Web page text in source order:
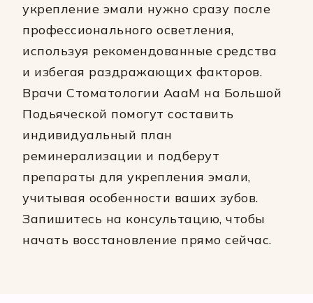
укрепление эмали нужно сразу после
профессионального осветления,
используя рекомендованные средства
и избегая раздражающих факторов.
Врачи Стоматологии АааМ на Большой
Подьяческой помогут составить
индивидуальный план
реминерализации и подберут
препараты для укрепления эмали,
учитывая особенности ваших зубов.
Запишитесь на консультацию, чтобы
начать восстановление прямо сейчас.